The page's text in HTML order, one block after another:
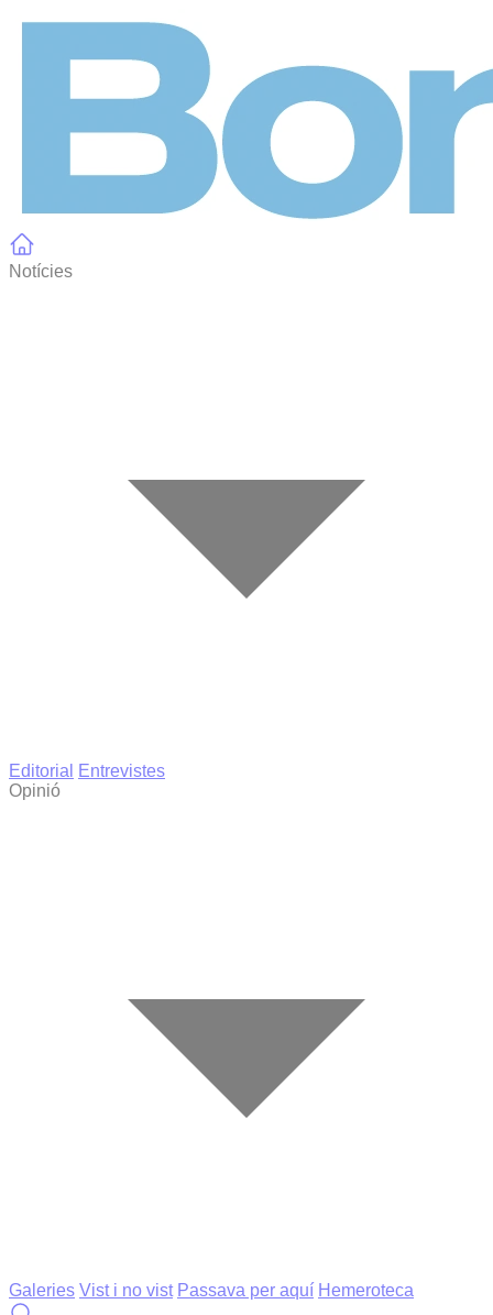
Notícies
Editorial
Entrevistes
Opinió
Galeries Vist i no vist Passava per aquí Hemeroteca